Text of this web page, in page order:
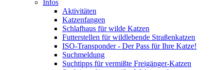
Infos
Aktivitäten
Katzenfangen
Schlafhaus für wilde Katzen
Futterstellen für wildlebende Straßenkatzen
ISO-Transponder - Der Pass für Ihre Katze!
Suchmeldung
Suchtipps für vermißte Freigänger-Katzen